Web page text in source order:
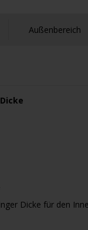
Außenbereich
Dicke für den